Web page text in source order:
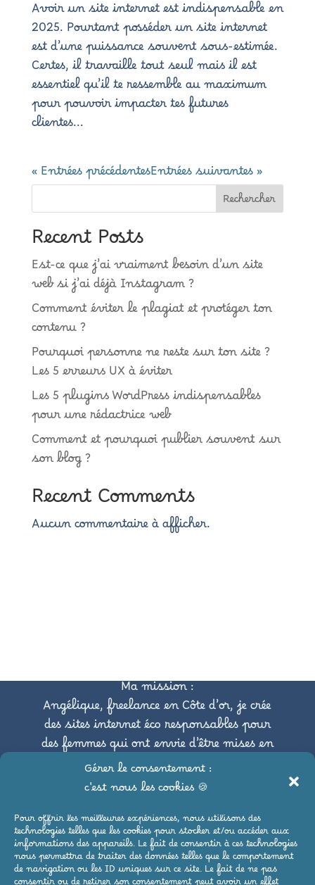
Gérer le consentement :
c'est nous les cookies 🍪
Pour offrir les meilleures expériences, nous utilisons des
technologies telles que les cookies pour stocker et/ou accéder aux
informations des appareils. Le fait de consentir à ces technologies
nous permettra de traiter des données telles que le comportement
de navigation ou les ID uniques sur ce site. Le fait de ne pas
Avoir un site internet est indispensable en
2025. Pourtant posséder un site internet
est d’une puissance souvent sous-estimée.
Certes, il travaille tout seul mais il est
essentiel qu’il te ressemble au maximum
pour pouvoir impacter tes futures
clientes...
« Entrées précédentesEntrées suivantes »
Rechercher
Recent Posts
Est-ce que j’ai vraiment besoin d’un site
web si j’ai déjà Instagram ?
Comment éviter le plagiat et protéger ton
contenu ?
Pourquoi personne ne reste sur ton site ?
Les 5 erreurs UX à éviter
Les 5 plugins WordPress indispensables
pour une rédactrice web
Comment et pourquoi publier souvent sur
son blog ?
Recent Comments
Aucun commentaire à afficher.
Ma mission :
Angélique, freelance en Côte d’or, je crée
des sites internet éco responsables pour
des femmes qui ont envie d’être mises en
avant tout en respectant
l’environnement.
Pour suivre mes aventures,
c’est par ici :